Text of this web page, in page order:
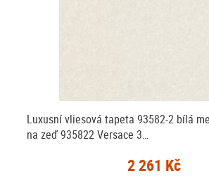
Luxusní vliesová tapeta 93582-2 bílá
na zeď 935822 Versace 3…
2 261 Kč